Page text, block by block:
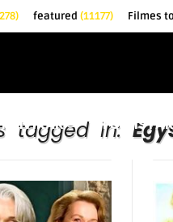
featured (11177) Filmes
KRITIKÁK TOPLISTÁK
tagged in: